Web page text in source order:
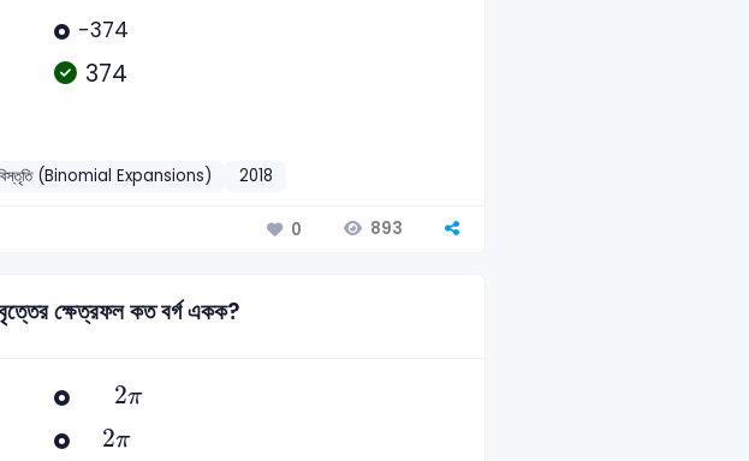
-374
374
বিস্তৃতি (Binomial Expansions) 2018
0 893
ক্ষেত্রফল কত বর্গ একক?
2π
2π
2π
2π